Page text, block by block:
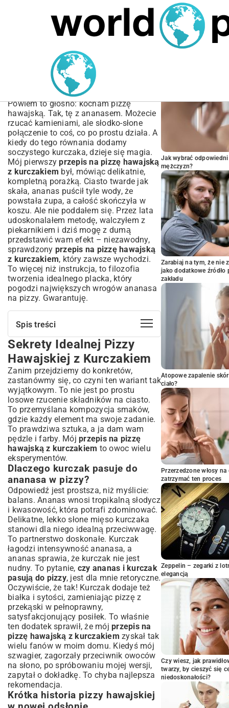
MARIUSZ ŁAMAGA 05.10.2025
Przepis na pizzę hawajską
z kurczakiem: Sekrety
idealnego smaku
Powiem to głośno: kocham pizzę
hawajską. Tak, tę z ananasem. Możecie
rzucać kamieniami, ale słodko-słone
połączenie to coś, co po prostu działa. A
kiedy do tego równania dodamy
soczystego kurczaka, dzieje się magia.
Mój pierwszyprzepis na pizzę hawajską
z kurczakiem był, mówiąc delikatnie,
kompletną porażką. Ciasto twarde jak
skała, ananas puścił tyle wody, że
powstała zupa, a całość skończyła w
koszu. Ale nie poddałem się. Przez lata
udoskonalałem metodę, walczyłem z
piekarnikiem i dziś mogę z dumą
przedstawić wam efekt – niezawodny,
sprawdzony przepis na pizzę hawajską
z kurczakiem, który zawsze wychodzi.
To więcej niż instrukcja, to filozofia
tworzenia idealnego placka, który
pogodzi największych wrogów ananasa
na pizzy. Gwarantuję.
Spis treści
Sekrety Idealnej Pizzy Hawajskiej z
Kurczakiem
Dlaczego kurczak pasuje do ananasa w
pizzy?
Krótka historia pizzy hawajskiej w nowej
odsłonie
Niezbędne Składniki: Kompletna Lista
Zakupów
Idealne ciasto na pizzę: podstawa sukcesu
Soczysty kurczak i słodki ananas: jak
wybrać najlepsze?
Ser i sos: klucz do głębi smaku domowej
pizzy
Krok po Kroku: Jak Przygotować Pizzę
Hawajską z Kurczakiem
Przygotowanie ciasta i jego rozwałkowanie
Sos, ser i dodatki: montaż pizzy od
podstaw
Piekarnik: sekret chrupiącego spodu i
idealnie roztopionego sera
Wskazówki Eksperta: Dopracuj Swój
Przepis na Perfekcję
Jak uniknąć mokrego spodu pizzy?
Wariacje smakowe: co dodać, by zachwycić
podniebienia?
Idealne parowanie z napojami do pizzy
Serwowanie i Przechowywanie: Ciesz się
Smakiem Dłużej
Jak podawać pizzę dla najlepszych
wrażeń?
Czy pizzę hawajską z kurczakiem można
mrozić?
Podsumowanie: Twoja Domowa Pizza
Hawajska z Kurczakiem Gotowa!
Sekrety Idealnej Pizzy
Hawajskiej z Kurczakiem
Zanim przejdziemy do konkretów,
zastanówmy się, co czyni ten wariant tak
wyjątkowym. To nie jest po prostu
losowe rzucenie składników na ciasto.
To przemyślana kompozycja smaków,
gdzie każdy element ma swoje zadanie.
To prawdziwa sztuka, a ja dam wam
pędzle i farby. Mój przepis na pizzę
hawajską z kurczakiem to owoc wielu
eksperymentów.
Dlaczego kurczak pasuje do
ananasa w pizzy?
Odpowiedź jest prostsza, niż myślicie:
balans. Ananas wnosi tropikalną słodycz
i kwasowość, która potrafi zdominować.
Delikatne, lekko słone mięso kurczaka
stanowi dla niego idealną przeciwwagę.
To partnerstwo doskonałe. Kurczak
łagodzi intensywność ananasa, a
ananas sprawia, że kurczak nie jest
nudny. To pytanie, czy ananas i kurczak
pasują do pizzy, jest dla mnie retoryczne.
Oczywiście, że tak! Kurczak dodaje też
białka i sytości, zamieniając pizzę z
przekąski w pełnoprawny,
satysfakcjonujący posiłek. To właśnie
ten dodatek sprawił, że mój przepis na
pizzę hawajską z kurczakiem zyskał tak
wielu fanów w moim domu. Kiedyś mój
szwagier, zagorzały przeciwnik owoców
na słono, po spróbowaniu mojej wersji,
zapytał o dokładkę. To chyba najlepsza
rekomendacja.
Krótka historia pizzy hawajskiej
Jak wybrać
mężczyzn?
Zarabiaj na tym, że nie
jako dodatkowe
zakładu
Atopowe zapalenie
ciało?
Przerzedzone włosy
zatrzymać ten proces
Zeppelin – zegarki z
elegancją
Czy wiesz, jak
twarzy, by cieszyć się
niedoskonałości?